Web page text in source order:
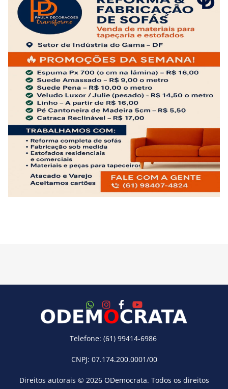
Telefone: (61) 99414-6986
CNPJ: 07.174.200.0001/00
Direitos autorais © 2026 ODemocrata. Todos os direitos